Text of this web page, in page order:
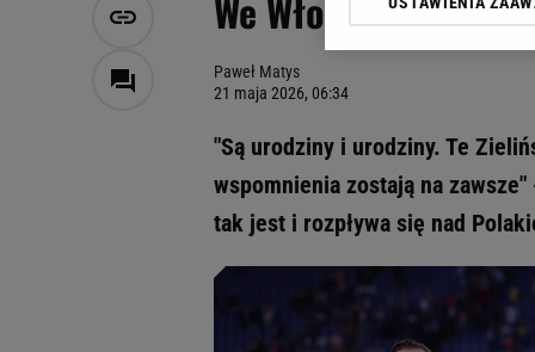
We Włoszech
Paweł Matys
21 maja 2026, 06:34
"Są urodziny i urodziny. Te
wspomnienia zostają na
tak jest i rozpływa się nad
Klikając „Akceptuję”
Zaufanych Partnerów i
My, nasi Zaufani
Użycie dokładnych
Przechowywanie
badnie odbiorców i